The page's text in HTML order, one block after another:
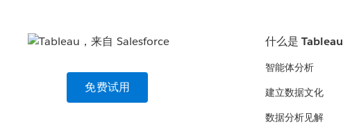
免费试用
什么是 Tableau
智能体分析
建立数据文化
数据分析见解